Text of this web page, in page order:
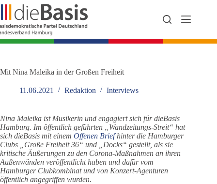
Zum
Inhalt
springen
Mit Nina Maleika in der Großen Freiheit
11.06.2021 Redaktion Interviews
Nina Maleika ist Musikerin und engagiert sich für dieBasis
Hamburg. Im öffentlich geführten „Wandzeitungs-Streit“ hat
sich dieBasis mit einem Offenen Briefhinter die Hamburger
Clubs „Große Freiheit 36“ und „Docks“ gestellt, als sie
kritische Äußerungen zu den Corona-Maßnahmen an ihren
Außenwänden veröffentlicht haben und dafür vom
Hamburger Clubkombinat und von Konzert-Agenturen
öffentlich angegriffen wurden.